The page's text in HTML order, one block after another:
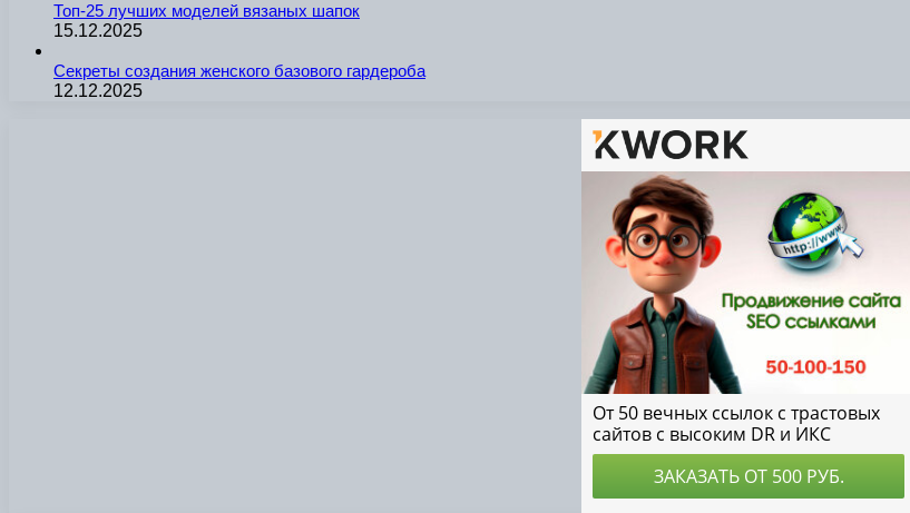
Топ-25 лучших моделей вязаных шапок
15.12.2025
Секреты создания женского базового гардероба
12.12.2025